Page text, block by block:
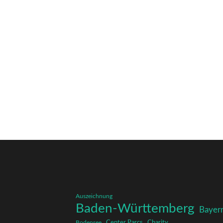
Auszeichnung
Baden-Württemberg